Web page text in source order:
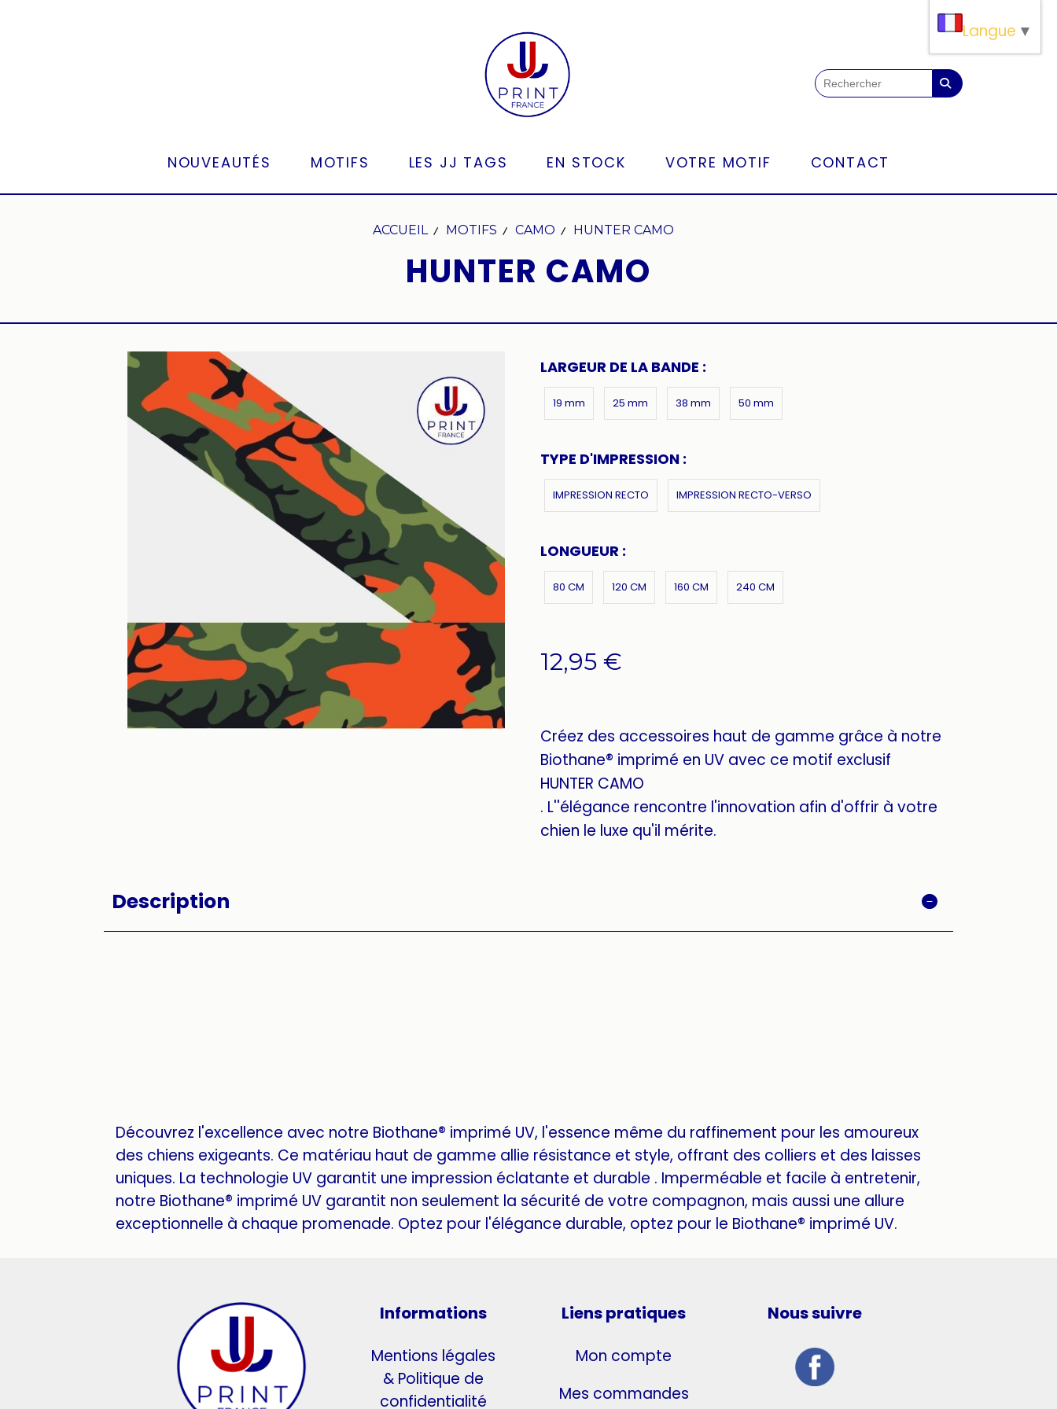
NOUVEAUTÉS MOTIFS LES JJ TAGS EN STOCK VOTRE MOTIF CONTACT
ACCUEIL MOTIFS CAMO HUNTER CAMO
HUNTER CAMO
LARGEUR DE LA BANDE :
19 mm 25 mm 38 mm 50 mm
TYPE D'IMPRESSION :
IMPRESSION RECTO IMPRESSION RECTO-VERSO
LONGUEUR :
80 CM 120 CM 160 CM 240 CM
12,95 €
Créez des accessoires haut de gamme grâce à notre
Biothane® imprimé en UV avec ce motif exclusif
HUNTER CAMO
. L''élégance rencontre l'innovation afin d'offrir à votre
chien le luxe qu'il mérite.
Description
Découvrez l'excellence avec notre Biothane® imprimé UV, l'essence même du raffinement pour les amoureux
des chiens exigeants. Ce matériau haut de gamme allie résistance et style, offrant des colliers et des laisses
uniques. La technologie UV garantit une impression éclatante et durable . Imperméable et facile à entretenir,
notre Biothane® imprimé UV garantit non seulement la sécurité de votre compagnon, mais aussi une allure
exceptionnelle à chaque promenade. Optez pour l'élégance durable, optez pour le Biothane® imprimé UV.
Informations
Mentions légales
& Politique de
confidentialité
Liens pratiques
Mon compte
Mes commandes
Nous suivre
Langue ▼